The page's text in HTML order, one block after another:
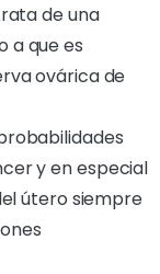
de una
a que es
ovárica de
y en especial
útero siempre